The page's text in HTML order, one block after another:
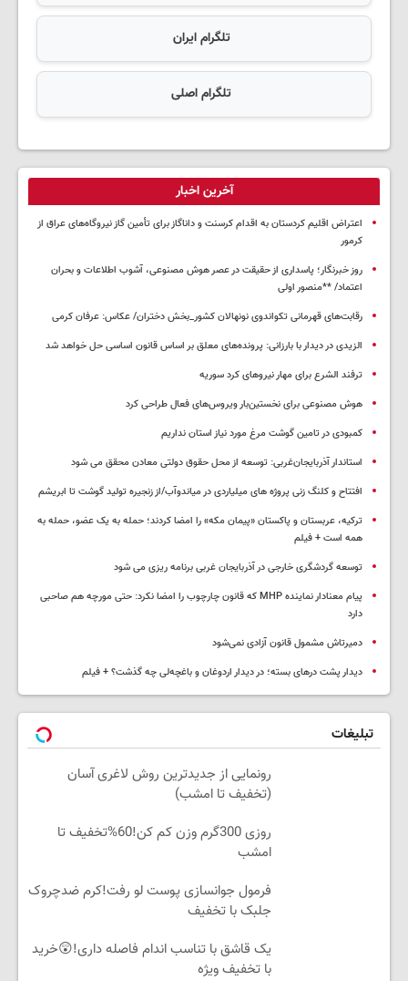
تلگرام ایران
تلگرام اصلی
آخرین اخبار
اعتراض اقلیم کردستان به اقدام کرسنت و داناگاز برای تأمین گاز نیروگاه‌های عراق از
کرمور
روز خبرنگار؛ پاسداری از حقیقت در عصر هوش مصنوعی، آشوب اطلاعات و بحران
اعتماد/ **منصور اولی
رقابت‌های قهرمانی تکواندوی نونهالان کشور_بخش دختران/ عکاس: عرفان کرمی
الزیدی در دیدار با بارزانی: پرونده‌های معلق بر اساس قانون اساسی حل خواهد شد
ترفند الشرع برای مهار نیروهای کرد سوریه
هوش مصنوعی برای نخستین‌بار ویروس‌های فعال طراحی کرد
کمبودی در تامین گوشت مرغ مورد نیاز استان نداریم
استاندار آذربایجان‌غربی: توسعه از محل حقوق دولتی معادن محقق می شود
افتتاح و کلنگ زنی پروژه های میلیاردی در میاندوآب/از زنجیره تولید گوشت تا ابریشم
ترکیه، عربستان و پاکستان «پیمان مکه» را امضا کردند؛ حمله به یک عضو، حمله به
همه است + فیلم
توسعه گردشگری خارجی در آذربایجان غربی برنامه ریزی می شود
پیام معنادار نماینده MHP که قانون چارچوب را امضا نکرد: حتی مورچه هم صاحبی
دارد
دمیرتاش مشمول قانون آزادی نمی‌شود
دیدار پشت درهای بسته؛ در دیدار اردوغان و باغچه‌لی چه گذشت؟ + فیلم
تبلیغات
رونمایی از جدیدترین روش لاغری آسان
(تخفیف تا امشب)
روزی 300گرم وزن کم کن!60%تخفیف تا
امشب
فرمول جوانسازی پوست لو رفت!کرم ضدچروک
جلبک با تخفیف
یک قاشق با تناسب اندام فاصله داری!😲خرید
با تخفیف ویژه